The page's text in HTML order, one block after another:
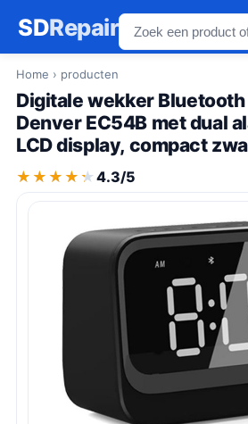
SDRepair
Home › producten
Digitale wekker
Denver EC54B met dual
LCD display, compact
★★★★★
★★★★★ 4.3/5